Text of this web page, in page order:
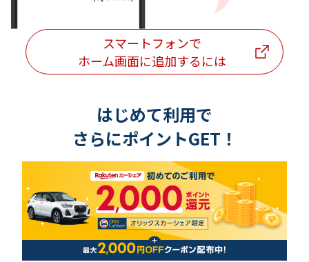
スマートフォンで
ホーム画面に追加するには
はじめて利用で
さらにポイントGET！